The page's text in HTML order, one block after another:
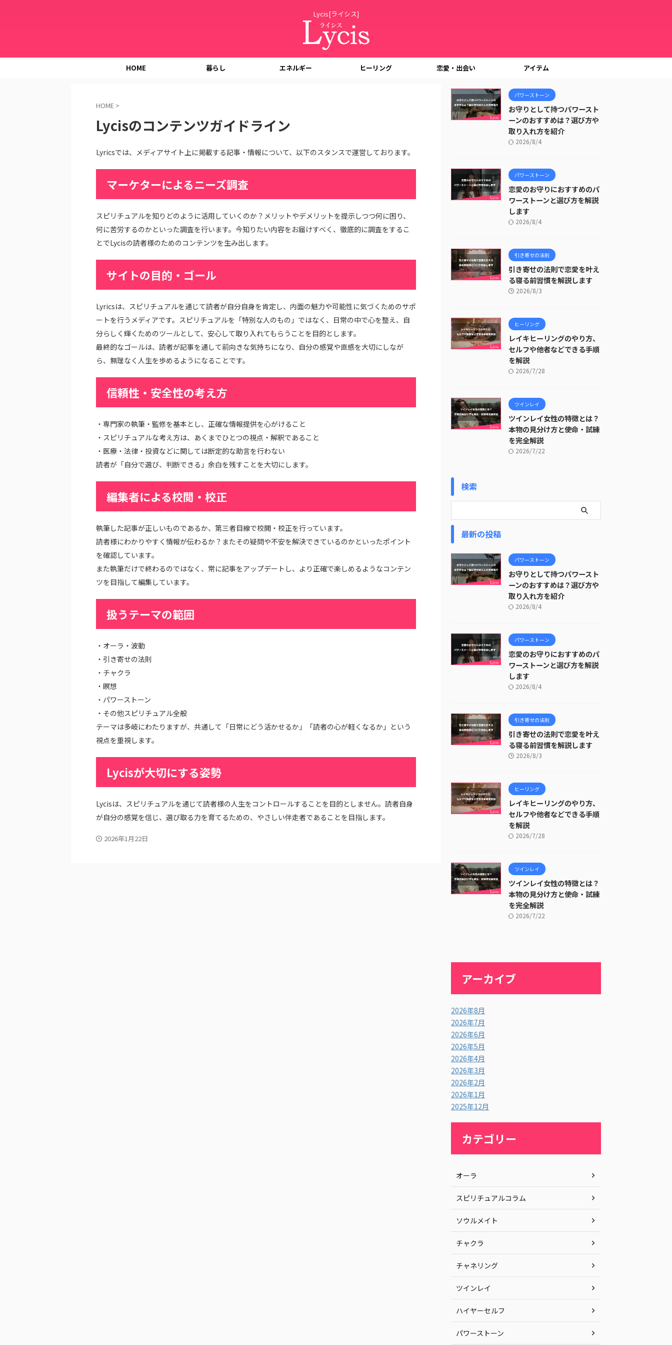
Lycis[ライシス]
HOME 暮らし エネルギー ヒーリング 恋愛・出会い アイテム
HOME >
Lycisのコンテンツガイドライン
Lyricsでは、メディアサイト上に掲載する記事・情報について、以下のスタンスで運営しております。
マーケターによるニーズ調査
スピリチュアルを知りどのように活用していくのか？メリットやデメリットを提示しつつ何に困り、
何に苦労するのかといった調査を行います。今知りたい内容をお届けすべく、徹底的に調査をするこ
とでLycisの読者様のためのコンテンツを生み出します。
サイトの目的・ゴール
Lyricsは、スピリチュアルを通じて読者が自分自身を肯定し、内面の魅力や可能性に気づくためのサポ
ートを行うメディアです。スピリチュアルを「特別な人のもの」ではなく、日常の中で心を整え、自
分らしく輝くためのツールとして、安心して取り入れてもらうことを目的とします。
最終的なゴールは、読者が記事を通して前向きな気持ちになり、自分の感覚や直感を大切にしなが
ら、無理なく人生を歩めるようになることです。
信頼性・安全性の考え方
・専門家の執筆・監修を基本とし、正確な情報提供を心がけること
・スピリチュアルな考え方は、あくまでひとつの視点・解釈であること
・医療・法律・投資などに関しては断定的な助言を行わない
読者が「自分で選び、判断できる」余白を残すことを大切にします。
編集者による校閲・校正
執筆した記事が正しいものであるか、第三者目線で校閲・校正を行っています。
読者様にわかりやすく情報が伝わるか？またその疑問や不安を解決できているのかといったポイント
を確認しています。
また執筆だけで終わるのではなく、常に記事をアップデートし、より正確で楽しめるようなコンテン
ツを目指して編集しています。
扱うテーマの範囲
・オーラ・波動
・引き寄せの法則
・チャクラ
・瞑想
・パワーストーン
・その他スピリチュアル全般
テーマは多岐にわたりますが、共通して「日常にどう活かせるか」「読者の心が軽くなるか」という
視点を重視します。
Lycisが大切にする姿勢
Lycisは、スピリチュアルを通じて読者様の人生をコントロールすることを目的としません。読者自身
が自分の感覚を信じ、選び取る力を育てるための、やさしい伴走者であることを目指します。
2026年1月22日
パワーストーン
お守りとして持つパワースト
ーンのおすすめは？選び方や
取り入れ方を紹介
2026/8/4
パワーストーン
恋愛のお守りにおすすめのパ
ワーストーンと選び方を解説
します
2026/8/4
引き寄せの法則
引き寄せの法則で恋愛を叶え
る寝る前習慣を解説します
2026/8/3
ヒーリング
レイキヒーリングのやり方、
セルフや他者などできる手順
を解説
2026/7/28
ツインレイ
ツインレイ女性の特徴とは？
本物の見分け方と使命・試練
を完全解説
2026/7/22
検索
最新の投稿
パワーストーン
お守りとして持つパワースト
ーンのおすすめは？選び方や
取り入れ方を紹介
2026/8/4
パワーストーン
恋愛のお守りにおすすめのパ
ワーストーンと選び方を解説
します
2026/8/4
引き寄せの法則
引き寄せの法則で恋愛を叶え
る寝る前習慣を解説します
2026/8/3
ヒーリング
レイキヒーリングのやり方、
セルフや他者などできる手順
を解説
2026/7/28
ツインレイ
ツインレイ女性の特徴とは？
本物の見分け方と使命・試練
を完全解説
2026/7/22
アーカイブ
2026年8月
2026年7月
2026年6月
2026年5月
2026年4月
2026年3月
2026年2月
2026年1月
2025年12月
カテゴリー
オーラ
スピリチュアルコラム
ソウルメイト
チャクラ
チャネリング
ツインレイ
ハイヤーセルフ
パワーストーン